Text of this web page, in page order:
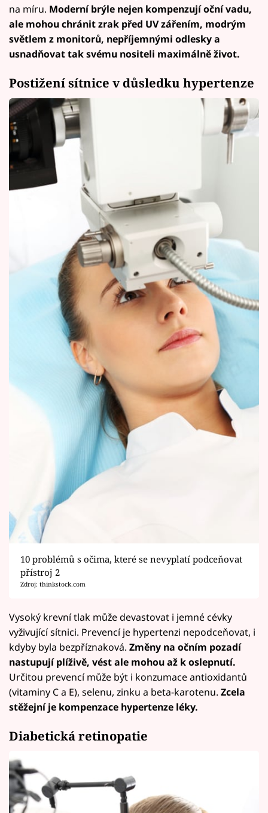
na míru. Moderní brýle nejen kompenzují oční vadu,
ale mohou chránit zrak před UV zářením, modrým
světlem z monitorů, nepříjemnými odlesky a
usnadňovat tak svému nositeli maximálně život.
Postižení sítnice v důsledku hypertenze
10 problémů s očima, které se nevyplatí podceňovat
přístroj 2
Zdroj: thinkstock.com
Vysoký krevní tlak může devastovat i jemné cévky
vyživující sítnici. Prevencí je hypertenzi nepodceňovat, i
kdyby byla bezpříznaková. Změny na očním pozadí
nastupují plíživě, vést ale mohou až k oslepnutí.
Určitou prevencí může být i konzumace antioxidantů
(vitaminy C a E), selenu, zinku a beta-karotenu. Zcela
stěžejní je kompenzace hypertenze léky.
Diabetická retinopatie